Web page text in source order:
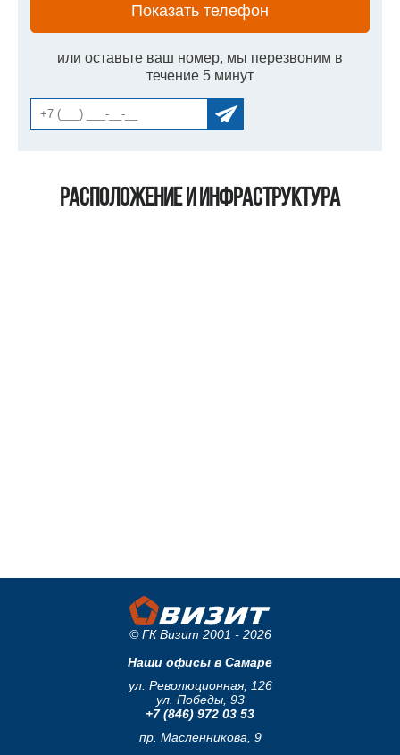
Показать телефон
или оставьте ваш номер, мы перезвоним в
течение 5 минут
Расположение и инфраструктура
© ГК Визит 2001 - 2026
Наши офисы в Самаре
ул. Революционная, 126
ул. Победы, 93
+7 (846) 972 03 53
пр. Масленникова, 9